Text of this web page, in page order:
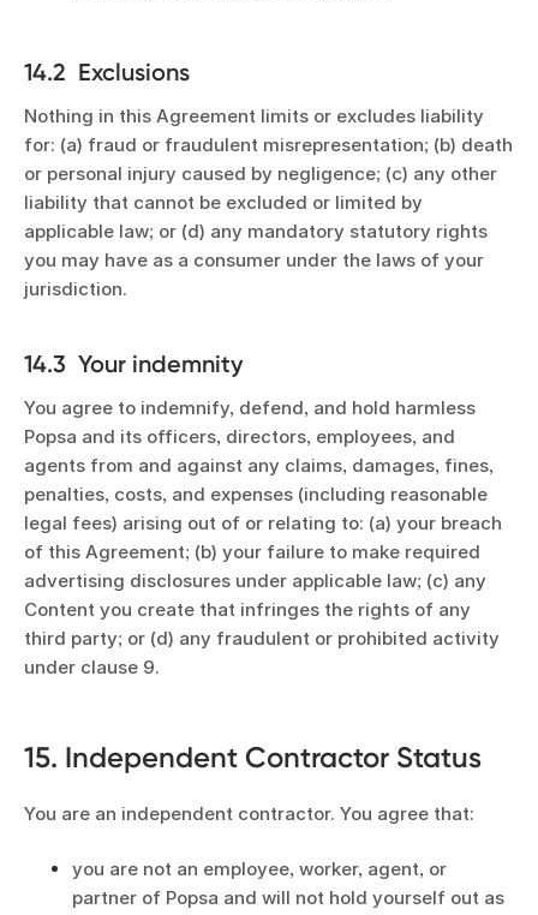
14.2 Exclusions
Nothing in this Agreement limits or excludes liability
for: (a) fraud or fraudulent misrepresentation; (b) death
or personal injury caused by negligence; (c) any other
liability that cannot be excluded or limited by
applicable law; or (d) any mandatory statutory rights
you may have as a consumer under the laws of your
jurisdiction.
14.3 Your indemnity
You agree to indemnify, defend, and hold harmless
Popsa and its officers, directors, employees, and
agents from and against any claims, damages, fines,
penalties, costs, and expenses (including reasonable
legal fees) arising out of or relating to: (a) your breach
of this Agreement; (b) your failure to make required
advertising disclosures under applicable law; (c) any
Content you create that infringes the rights of any
third party; or (d) any fraudulent or prohibited activity
under clause 9.
15. Independent Contractor Status
You are an independent contractor. You agree that:
you are not an employee, worker, agent, or
partner of Popsa and will not hold yourself out as